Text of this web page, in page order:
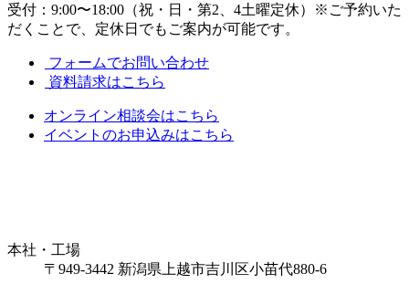
受付：9:00〜18:00（祝・日・第2、4土曜定休）
※ご予約いた
だくことで、定休日でもご案内が可能です。
フォームでお問い合わせ
資料請求はこちら
オンライン相談会はこちら
イベントのお申込みはこちら
本社・工場
〒949-3442 新潟県上越市吉川区小苗代880-6